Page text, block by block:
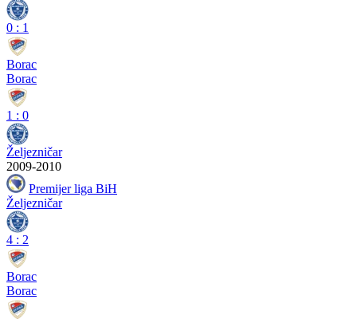
0 : 1
Borac
Borac
1 : 0
Željezničar
2009-2010
Premijer liga BiH
Željezničar
4 : 2
Borac
Borac